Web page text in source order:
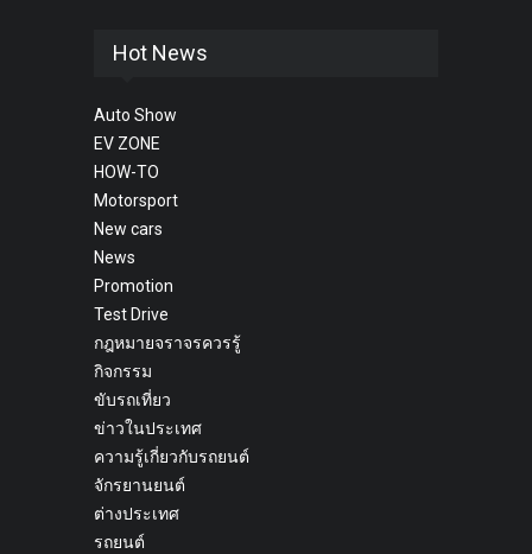
Hot News
Auto Show
EV ZONE
HOW-TO
Motorsport
New cars
News
Promotion
Test Drive
กฎหมายจราจรควรรู้
กิจกรรม
ขับรถเที่ยว
ข่าวในประเทศ
ความรู้เกี่ยวกับรถยนต์
จักรยานยนต์
ต่างประเทศ
รถยนต์